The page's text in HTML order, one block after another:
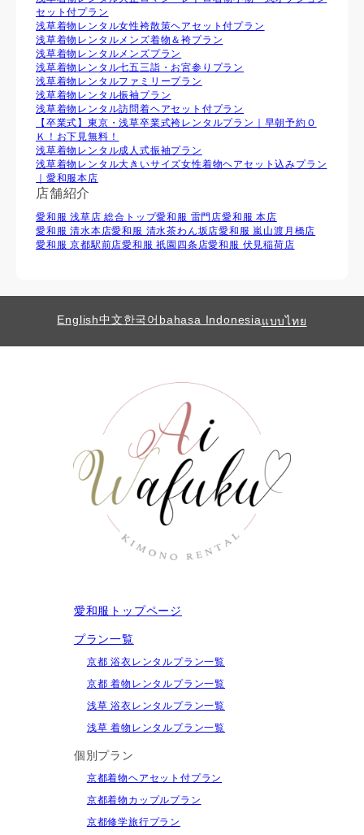
セット付プラン
浅草着物レンタル女性袴散策ヘアセット付プラン
浅草着物レンタルメンズ着物＆袴プラン
浅草着物レンタルメンズプラン
浅草着物レンタル七五三詣・お宮参りプラン
浅草着物レンタルファミリープラン
浅草着物レンタル振袖プラン
浅草着物レンタル訪問着ヘアセット付プラン
【卒業式】東京・浅草卒業式袴レンタルプラン｜早朝予約Ｏ
Ｋ！お下見無料！
浅草着物レンタル成人式振袖プラン
浅草着物レンタル大きいサイズ女性着物ヘアセット込みプラン
｜愛和服本店
店舗紹介
愛和服 浅草店 総合トップ愛和服 雷門店愛和服 本店
愛和服 清水本店愛和服 清水茶わん坂店愛和服 嵐山渡月橋店
愛和服 京都駅前店愛和服 祇園四条店愛和服 伏見稲荷店
English中文한국어 bahasa Indonesiaแบบไทย
愛和服トップページ
プラン一覧
京都 浴衣レンタルプラン一覧
京都 着物レンタルプラン一覧
浅草 浴衣レンタルプラン一覧
浅草 着物レンタルプラン一覧
個別プラン
京都着物ヘアセット付プラン
京都着物カップルプラン
京都修学旅行プラン